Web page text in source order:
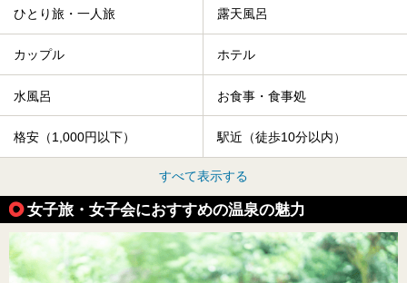
ひとり旅・一人旅 露天風呂
カップル ホテル
水風呂 お食事・食事処
格安（1,000円以下） 駅近（徒歩10分以内）
すべて表示する
女子旅・女子会におすすめの温泉の魅力